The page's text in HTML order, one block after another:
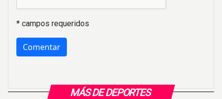
MÁS DE DEPORTES
* campos requeridos